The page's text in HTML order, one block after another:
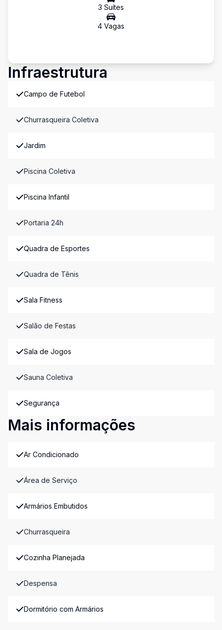
3 Suítes
4 Vagas
Infraestrutura
Campo de Futebol
Churrasqueira Coletiva
Jardim
Piscina Coletiva
Piscina Infantil
Portaria 24h
Quadra de Esportes
Quadra de Tênis
Sala Fitness
Salão de Festas
Sala de Jogos
Sauna Coletiva
Segurança
Mais informações
Ar Condicionado
Área de Serviço
Armários Embutidos
Churrasqueira
Cozinha Planejada
Despensa
Dormitório com Armários